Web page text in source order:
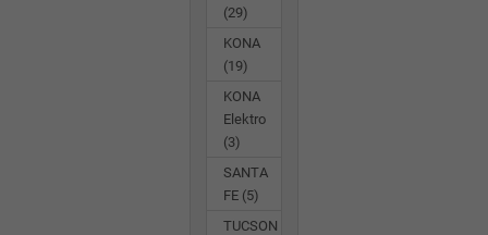
(29)
KONA
(19)
KONA
Elektro
(3)
SANTA
FE (5)
TUCSON